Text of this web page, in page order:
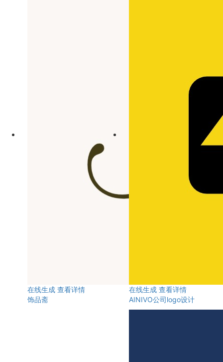
在线生成 查看详情
饰品斋
在线生成 查看详情
AINIVO公司logo设计